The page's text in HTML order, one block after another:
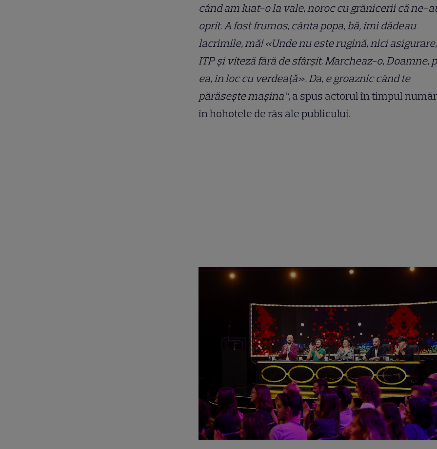
când am luat-o la vale, noroc cu grănicerii că ne-
oprit. A fost frumos, cânta popa, bă, îmi dădeau
lacrimile, mă! «Unde nu este rugină, nici
ITP și viteză fără de sfârșit. Marcheaz-o, Doamne,
ea, în loc cu verdeață». Da, e groaznic când te
părăsește mașina“, a spus actorul în timpul
în hohotele de râs ale publicului.